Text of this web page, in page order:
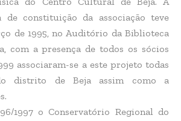
de constituição da associação teve
de 1995, no Auditório da Biblioteca
com a presença de todos os sócios
associaram-se a este projeto todas
distrito de Beja assim como a
1997 o Conservatório Regional do